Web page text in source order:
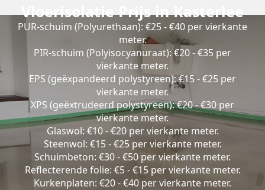
Vloerisolatie Prijs in Kasterlee
PUR-schuim (Polyurethaan): €25 - €40 per vierkante
meter.
PIR-schuim (Polyisocyanuraat): €20 - €35 per
vierkante meter.
EPS (geëxpandeerd polystyreen): €15 - €25 per
vierkante meter.
XPS (geëxtrudeerd polystyreen): €20 - €30 per
vierkante meter.
Glaswol: €10 - €20 per vierkante meter.
Steenwol: €15 - €25 per vierkante meter.
Schuimbeton: €30 - €50 per vierkante meter.
Reflecterende folie: €5 - €15 per vierkante meter.
Kurkenplaten: €20 - €40 per vierkante meter.